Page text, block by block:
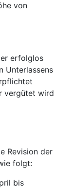
von
erfolglos
Unterlassens
vergütet wird
Revision der
folgt:
bis